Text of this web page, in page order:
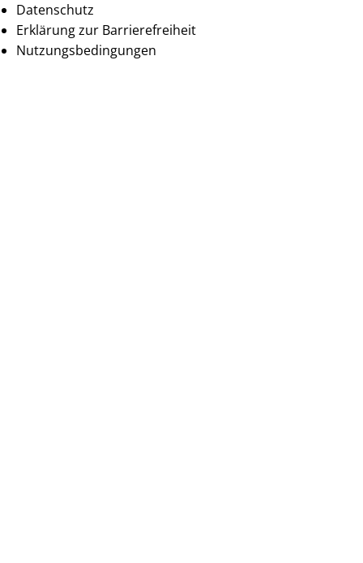
Datenschutz
Erklärung zur Barrierefreiheit
Nutzungsbedingungen